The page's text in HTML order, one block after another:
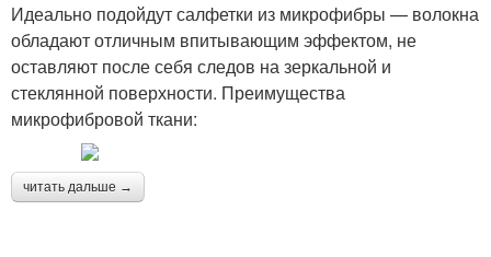
Идеально подойдут салфетки из микрофибры — волокна
обладают отличным впитывающим эффектом, не
оставляют после себя следов на зеркальной и
стеклянной поверхности. Преимущества
микрофибровой ткани:
читать дальше →